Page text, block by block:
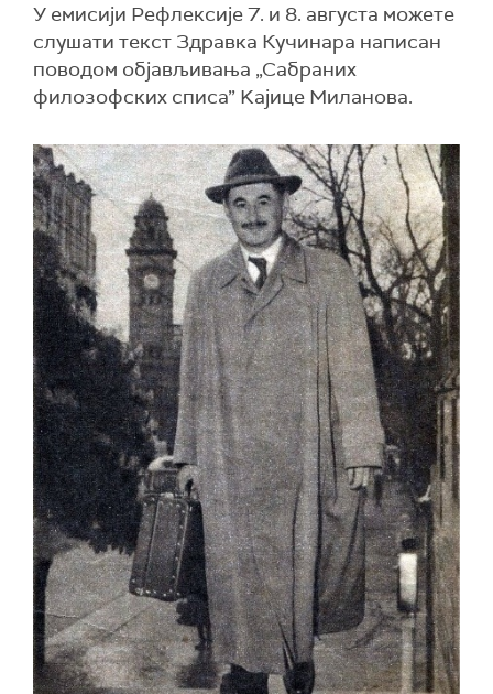
У емисији Рефлексије 7. и 8. августа можете
слушати текст Здравка Кучинара написан
поводом објављивања „Сабраних
филозофских списа” Kајице Миланова.